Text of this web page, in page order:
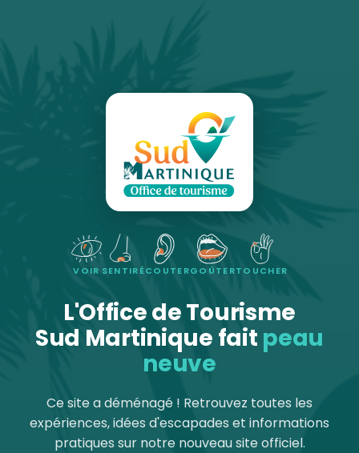
VOIR SENTIRÉCOUTERGOÛTERTOUCHER
L'Office de Tourisme
Sud Martinique fait peau
neuve
Ce site a déménagé ! Retrouvez toutes les
expériences, idées d'escapades et informations
pratiques sur notre nouveau site officiel.